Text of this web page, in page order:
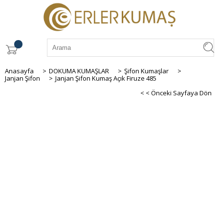
Anasayfa > DOKUMA KUMAŞLAR > Şifon Kumaşlar
>
Janjan Şifon
> Janjan Şifon Kumaş Açık Firuze 485
< < Önceki Sayfaya Dön